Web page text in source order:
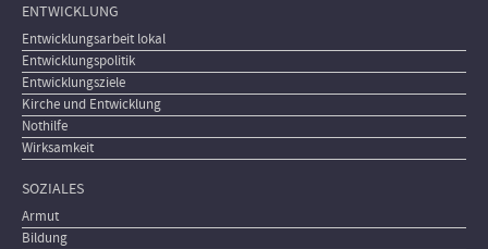
ENTWICKLUNG
Entwicklungsarbeit lokal
Entwicklungspolitik
Entwicklungsziele
Kirche und Entwicklung
Nothilfe
Wirksamkeit
SOZIALES
Armut
Bildung